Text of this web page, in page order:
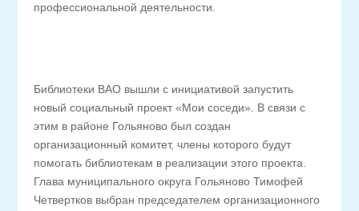
профессиональной деятельности.
Библиотеки ВАО вышли с инициативой запустить
новый социальный проект «Мои соседи». В связи с
этим в районе Гольяново был создан
организационный комитет, члены которого будут
помогать библиотекам в реализации этого проекта.
Глава муниципального округа Гольяново Тимофей
Четвертков выбран председателем организационного